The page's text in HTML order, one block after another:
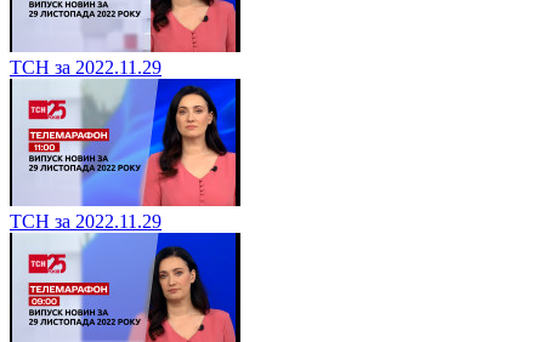
ТСН за 2022.11.29
ТСН за 2022.11.29